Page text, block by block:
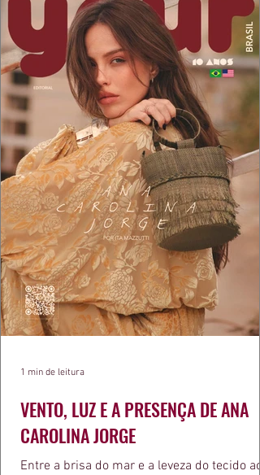
VENTO, LUZ E A PRESENÇA DE ANA
CAROLINA JORGE
Entre a brisa do mar e a leveza do tecido ao
1 min de leitura